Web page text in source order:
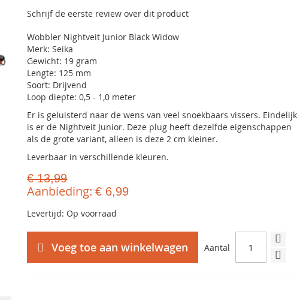
Schrijf de eerste review over dit product
Wobbler Nightveit Junior Black Widow
Merk: Seika
Gewicht: 19 gram
Lengte: 125 mm
Soort: Drijvend
Loop diepte: 0,5 - 1,0 meter
Er is geluisterd naar de wens van veel snoekbaars vissers. Eindelijk
is er de Nightveit Junior. Deze plug heeft dezelfde eigenschappen
als de grote variant, alleen is deze 2 cm kleiner.
Leverbaar in verschillende kleuren.
€ 13,99
Aanbieding € 6,99
Levertijd: Op voorraad
Aantal
Voeg toe aan winkelwagen